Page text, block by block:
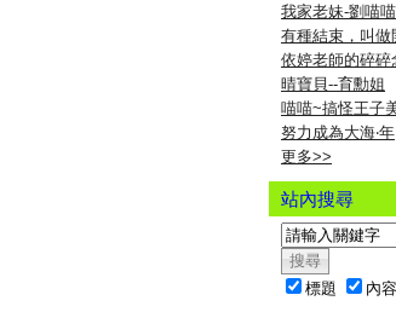
我家老妹-劉喵喵
有種結束，叫做
依婷老師的碎碎
晴寶貝--育勳姐
喵喵~搞怪王子
努力成為大海‧年
更多>>
站內搜尋
標題 內容